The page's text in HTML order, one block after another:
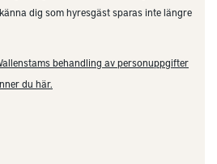
dig som hyresgäst sparas inte längre
behandling av personuppgifter
du här.